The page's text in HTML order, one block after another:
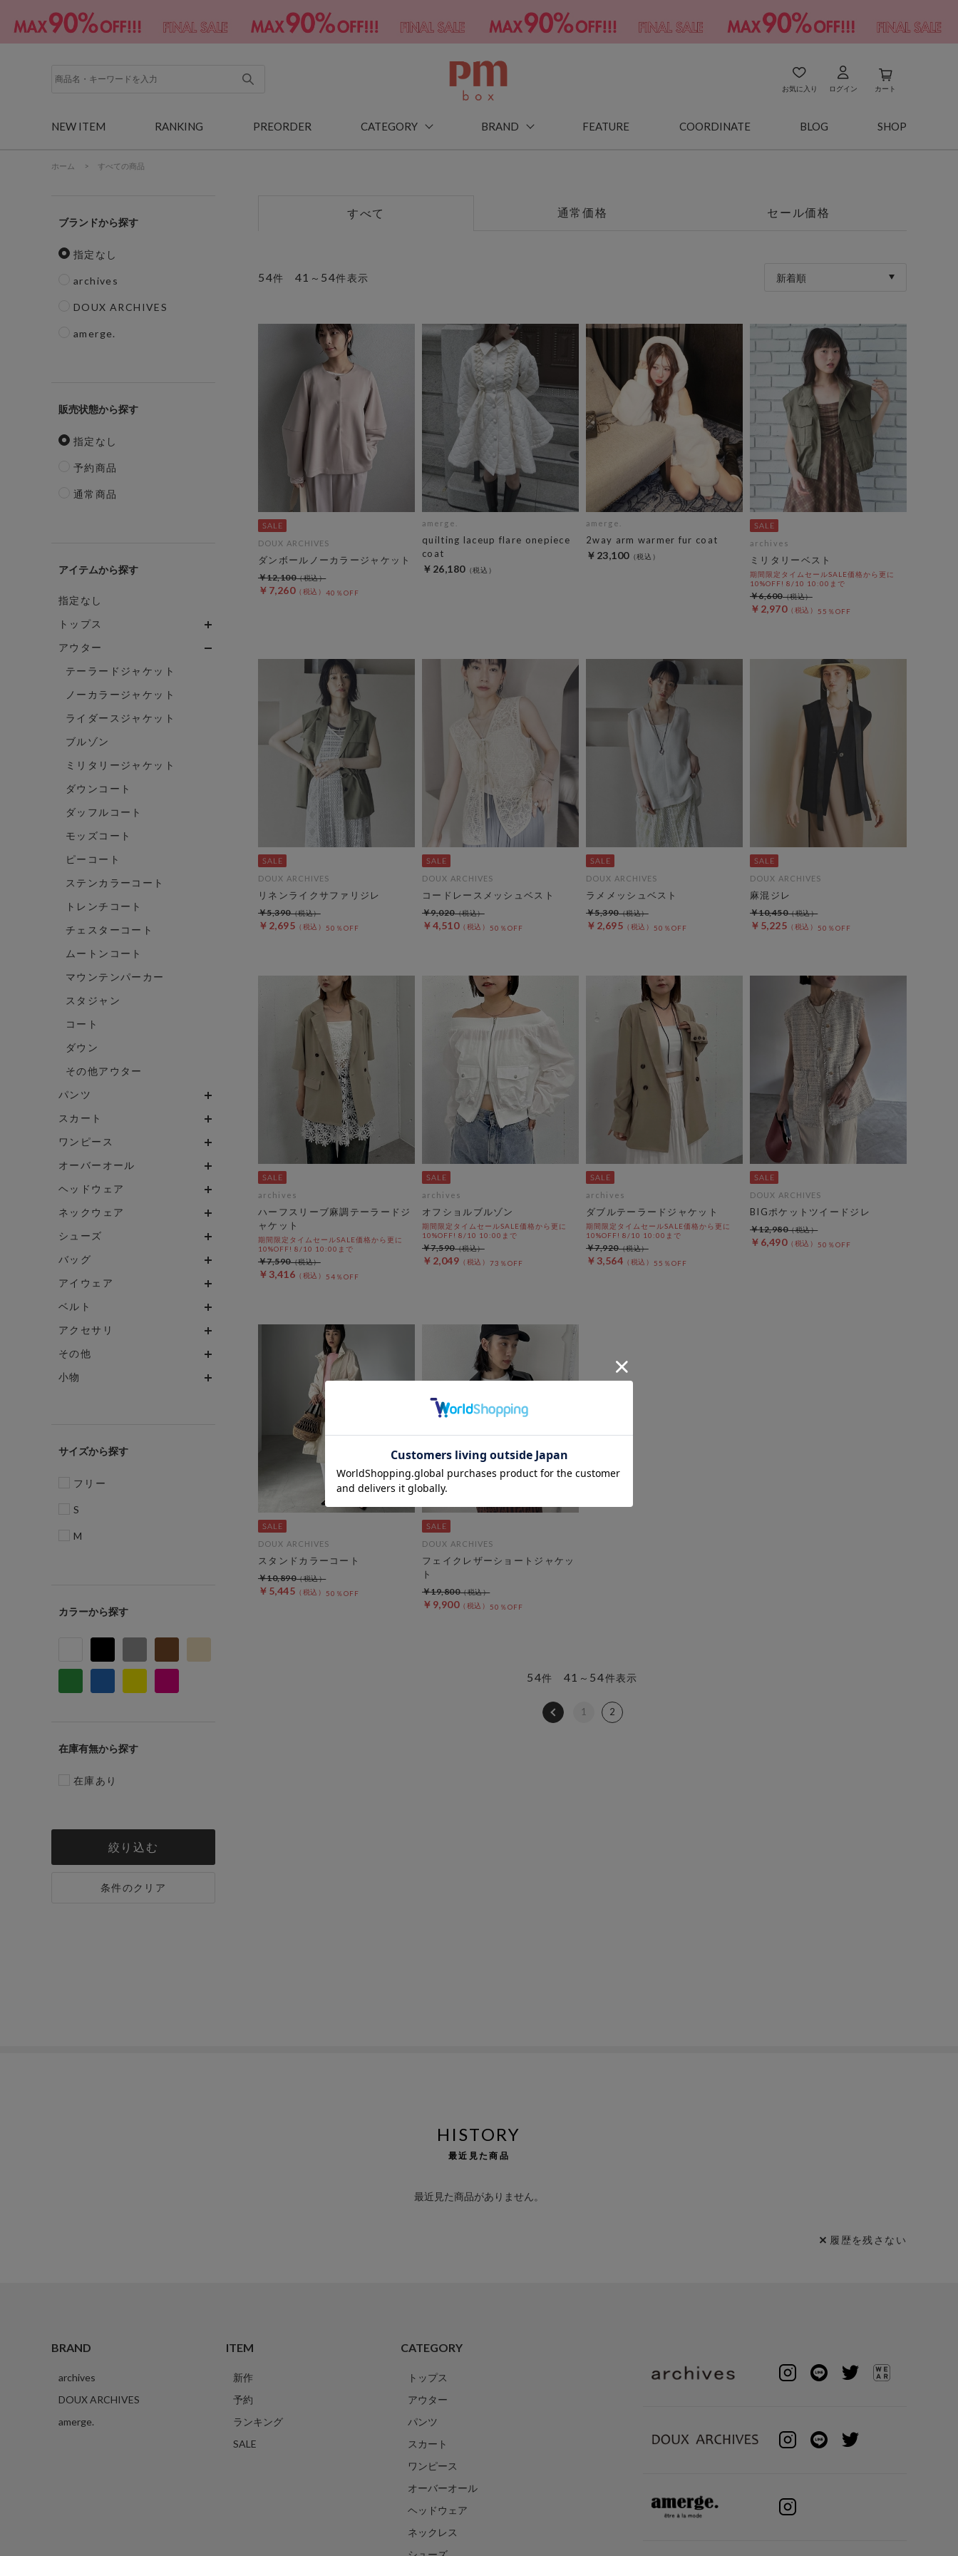
お気に入り ログイン カート
NEW ITEM RANKING PREORDER CATEGORY BRAND FEATURE COORDINATE BLOG SHOP
ホーム > すべての商品
ブランド
指定なし
archives
DOUX ARCHIVES
amerge.
販売状態
指定なし
予約商品
通常商品
アイテム
指定なし
トップス
アウター
テーラードジャケット
ノーカラージャケット
ライダースジャケット
ブルゾン
ミリタリージャケット
ダウンコート
ダッフルコート
モッズコート
ピーコート
ステンカラーコート
トレンチコート
チェスターコート
ムートンコート
マウンテンパーカー
スタジャン
コート
ダウン
その他アウター
パンツ
スカート
ワンピース
オーバーオール
ヘッドウェア
ネックウェア
シューズ
バッグ
アイウェア
ベルト
アクセサリ
その他
小物
サイズ
フリー
S
M
カラー
在庫有無
在庫あり
絞り込む
条件のクリア
すべて 通常価格 セール価格
54件 41 ～ 54件表示 新着順
DOUX ARCHIVES
ダンボールノーカラージャケット
￥7,260 40％OFF
￥12,100
amerge.
quilting laceup flare onepiece
coat
￥26,180
amerge.
2way arm warmer fur coat
￥23,100
archives
ミリタリーベスト
期間限定タイムセールSALE価格から更に
10%OFF! 8/10 10:00まで
￥2,970 55％OFF
￥6,600
DOUX ARCHIVES
リネンライクサファリジレ
￥2,695 50％OFF
￥5,390
DOUX ARCHIVES
コードレースメッシュベスト
￥4,510 50％OFF
￥9,020
DOUX ARCHIVES
ラメメッシュベスト
￥2,695 50％OFF
￥5,390
DOUX ARCHIVES
麻混ジレ
￥5,225 50％OFF
￥10,450
archives
ハーフスリーブ麻調テーラードジ
ャケット
期間限定タイムセールSALE価格から更に
10%OFF! 8/10 10:00まで
￥3,416 54％OFF
￥7,590
archives
オフショルブルゾン
期間限定タイムセールSALE価格から更に
10%OFF! 8/10 10:00まで
￥2,049 73％OFF
￥7,590
archives
ダブルテーラードジャケット
期間限定タイムセールSALE価格から更に
10%OFF! 8/10 10:00まで
￥3,564 55％OFF
￥7,920
DOUX ARCHIVES
BIGポケットツイードジレ
￥6,490 50％OFF
￥12,980
DOUX ARCHIVES
スタンドカラーコート
￥5,445 50％OFF
￥10,890
DOUX ARCHIVES
フェイクレザーショートジャケッ
ト
￥9,900 50％OFF
￥19,800
54件 41 ～ 54件表示
1 2
HISTORY
最近見た商品
最近見た商品がありません。
履歴を残さない
BRAND
archives
DOUX ARCHIVES
amerge.
ITEM
新作
予約
ランキング
SALE
CATEGORY
トップス
アウター
パンツ
スカート
ワンピース
オーバーオール
ヘッドウェア
ネックレス